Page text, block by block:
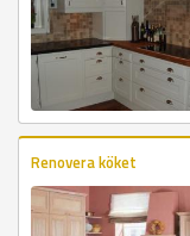
Renovera köket